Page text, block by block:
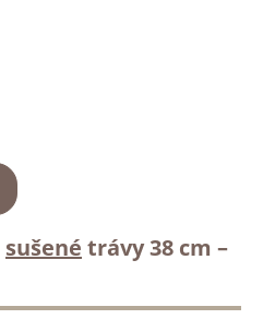
sušené trávy 38 cm –